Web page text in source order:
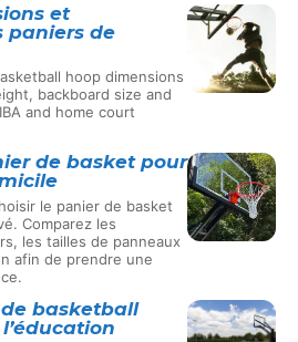
et
paniers de
hoop dimensions
backboard size and
and home court
de basket pour
le panier de basket
Comparez les
les tailles de panneaux
afin de prendre une
basketball